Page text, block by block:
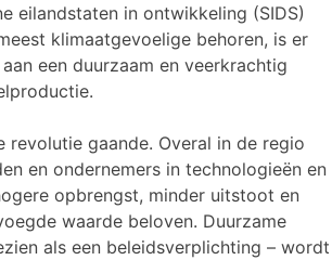
eilandstaten in ontwikkeling (SIDS)
klimaatgevoelige behoren, is er
een duurzaam en veerkrachtig
revolutie gaande. Overal in de regio
en ondernemers in technologieën en
opbrengst, minder uitstoot en
waarde beloven. Duurzame
als een beleidsverplichting – wordt